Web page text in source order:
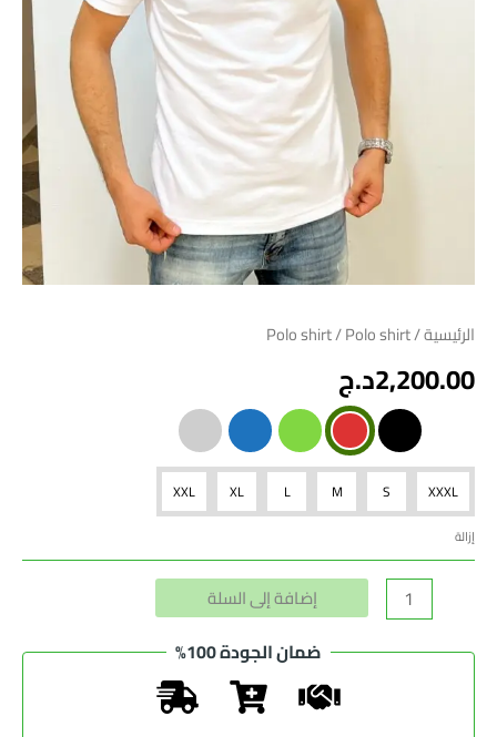
الرئيسية/
Polo shirt/ Polo shirt
2,200.00د.ج
XXXL
S
M
L
XL
XXL
إزالة
إضافة إلى السلة
ضمان الجودة 100%